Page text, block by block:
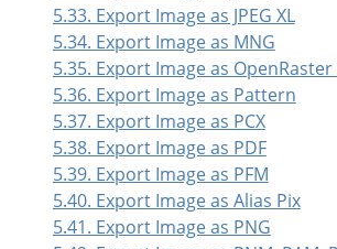
5.33. Export Image as JPEG XL
5.34. Export Image as MNG
5.35. Export Image as OpenRaster
5.36. Export Image as Pattern
5.37. Export Image as PCX
5.38. Export Image as PDF
5.39. Export Image as PFM
5.40. Export Image as Alias Pix
5.41. Export Image as PNG